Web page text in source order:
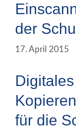
der
17. April 2015
für die